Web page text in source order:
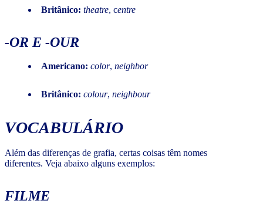
Britânico: theatre, centre
-OR E -OUR
Americano: color, neighbor
Britânico: colour, neighbour
VOCABULÁRIO
Além das diferenças de grafia, certas coisas têm nomes
diferentes. Veja abaixo alguns exemplos:
FILME